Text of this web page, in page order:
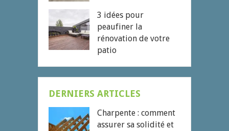
3 idées pour
peaufiner la
rénovation de votre
patio
DERNIERS ARTICLES
Charpente : comment
assurer sa solidité et